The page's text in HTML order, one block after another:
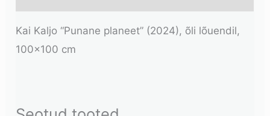
Kai Kaljo “Punane planeet” (2024), õli lõuendil,
100×100 cm